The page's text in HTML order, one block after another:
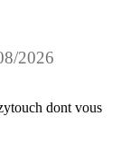
2026
dont vous